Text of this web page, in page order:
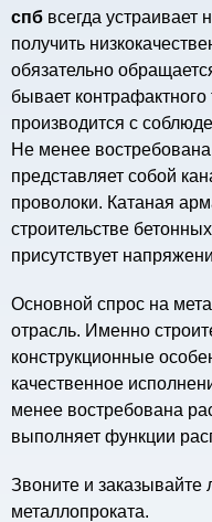
спб всегда устраивает
получить
обязательно
бывает
производится с
Не менее
представляет собой
проволоки. Катаная
строительстве
присутствует
Основной спрос на
отрасль. Именно
конструкционные
качественное
менее востребована
выполняет функции
Звоните и заказывайте
металлопроката.